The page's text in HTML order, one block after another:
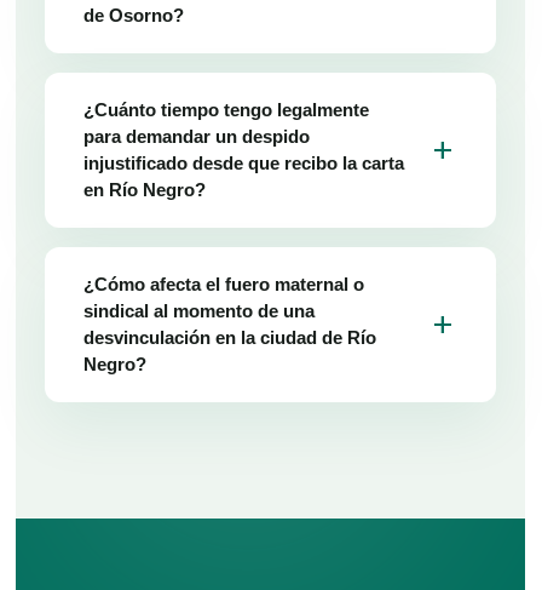
de Osorno?
¿Cuánto tiempo tengo legalmente
para demandar un despido
injustificado desde que recibo la carta
en Río Negro?
add
¿Cómo afecta el fuero maternal o
sindical al momento de una
desvinculación en la ciudad de Río
Negro?
add